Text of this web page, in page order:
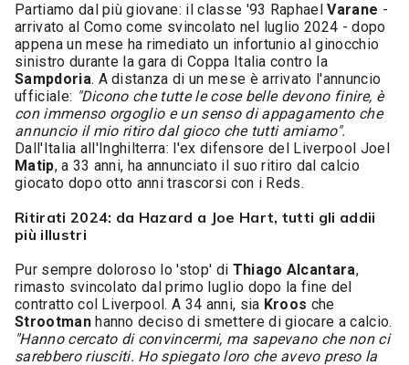
Partiamo dal più giovane: il classe '93 RaphaelVarane -
arrivato al Como come svincolato nel luglio 2024 - dopo
appena un mese ha rimediato un infortunio al ginocchio
sinistro durante la gara di Coppa Italia contro la
Sampdoria. A distanza di un mese è arrivato l'annuncio
ufficiale: "Dicono che tutte le cose belle devono finire, è
con immenso orgoglio e un senso di appagamento che
annuncio il mio ritiro dal gioco che tutti amiamo".
Dall'Italia all'Inghilterra: l'ex difensore del Liverpool Joel
Matip, a 33 anni, ha annunciato il suo ritiro dal calcio
giocato dopo otto anni trascorsi con i Reds.
Ritirati 2024: da Hazard a Joe Hart, tutti gli addii
più illustri
Pur sempre doloroso lo 'stop' di Thiago Alcantara,
rimasto svincolato dal primo luglio dopo la fine del
contratto col Liverpool. A 34 anni, sia Kroos che
Strootmanhanno deciso di smettere di giocare a calcio.
"Hanno cercato di convincermi, ma sapevano che non ci
sarebbero riusciti. Ho spiegato loro che avevo preso la